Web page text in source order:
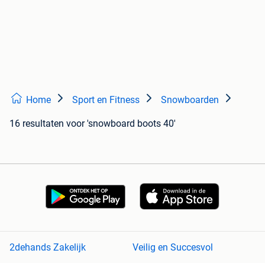
Home Sport en Fitness Snowboarden
16 resultaten voor 'snowboard boots 40'
2dehands Zakelijk
Veilig en Succesvol